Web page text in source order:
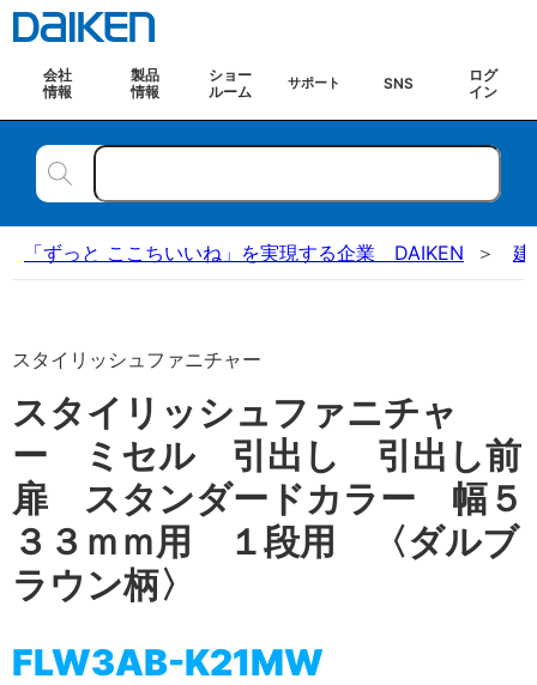
会社
情報
製品
情報
ショー
ルーム
サポート SNS
ログ
イン
「ずっと ここちいいね」を実現する企業 DAIKEN 建
スタイリッシュファニチャー
スタイリッシュファニチャ
ー ミセル 引出し 引出し前
扉 スタンダードカラー 幅５
３３ｍｍ用 １段用 〈ダルブ
ラウン柄〉
FLW3AB-K21MW